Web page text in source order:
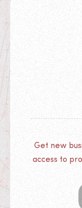
Get new
access to